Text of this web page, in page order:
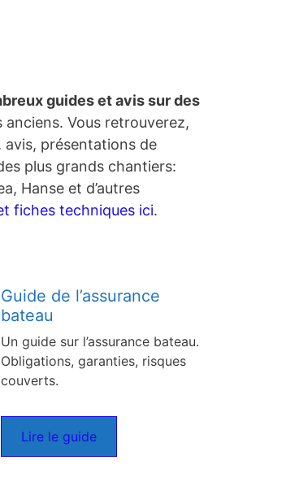
guides et avis sur des
anciens. Vous retrouverez,
avis, présentations de
plus grands chantiers:
Hanse et d’autres
fiches techniques ici.
Guide de l’assurance
bateau
Un guide sur l’assurance bateau.
Obligations, garanties, risques
couverts.
Lire le guide